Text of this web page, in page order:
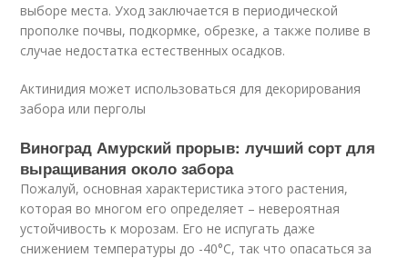
выборе места. Уход заключается в периодической
прополке почвы, подкормке, обрезке, а также поливе в
случае недостатка естественных осадков.
Актинидия может использоваться для декорирования
забора или перголы
Виноград Амурский прорыв: лучший сорт для
выращивания около забора
Пожалуй, основная характеристика этого растения,
которая во многом его определяет – невероятная
устойчивость к морозам. Его не испугать даже
снижением температуры до -40°С, так что опасаться за